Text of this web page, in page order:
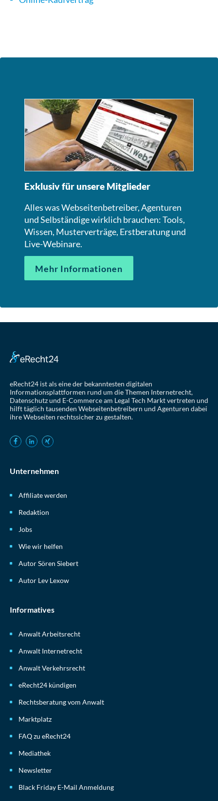
Exklusiv für unsere Mitglieder
Alles was Webseitenbetreiber, Agenturen
und Selbständige wirklich brauchen: Tools,
Wissen, Musterverträge, Erstberatung und
Live-Webinare.
Mehr Informationen
eRecht24 ist als eine der bekanntesten digitalen
Informationsplattformen rund um die Themen Internetrecht,
Datenschutz und E-Commerce am Legal Tech Markt vertreten und
hilft täglich tausenden Webseitenbetreibern und Agenturen dabei
ihre Webseiten rechtssicher zu gestalten.
Unternehmen
Affiliate werden
Redaktion
Jobs
Wie wir helfen
Autor Sören Siebert
Autor Lev Lexow
Informatives
Anwalt Arbeitsrecht
Anwalt Internetrecht
Anwalt Verkehrsrecht
eRecht24 kündigen
Rechtsberatung vom Anwalt
Marktplatz
FAQ zu eRecht24
Mediathek
Newsletter
Black Friday E-Mail Anmeldung